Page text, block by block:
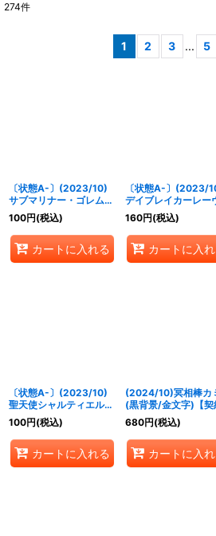
274件
1 2 3 ... 5
〔状態A-〕(2023/10)
サブマリナー・ゴレム
【C】{BS65-040}
《青》
100円(税込)
カートに入れる
〔状態A-〕(2023/
デイブレイカーレー
【M】{BS65-045}
《青》
160円(税込)
カートに入
〔状態A-〕(2023/10)
聖天使シャルティエル
【R】{BS65-056}
《黄》
100円(税込)
カートに入れる
(2024/10)冥相棒カ
(黒背景/金文字)【契
X】{BS65-CX01}
《紫》
680円(税込)
カートに入